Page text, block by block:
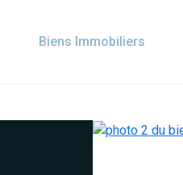
Biens Immobiliers